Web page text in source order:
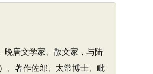
晚唐文学家、散文家，与陆
、著作佐郎、太常博士、毗